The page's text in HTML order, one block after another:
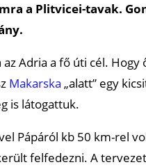
a Plitvicei-tavak.
Adria a fő úti cél.
Makarska „alatt” egy
is látogattuk.
Pápáról kb 50 km-rel
felfedezni. A